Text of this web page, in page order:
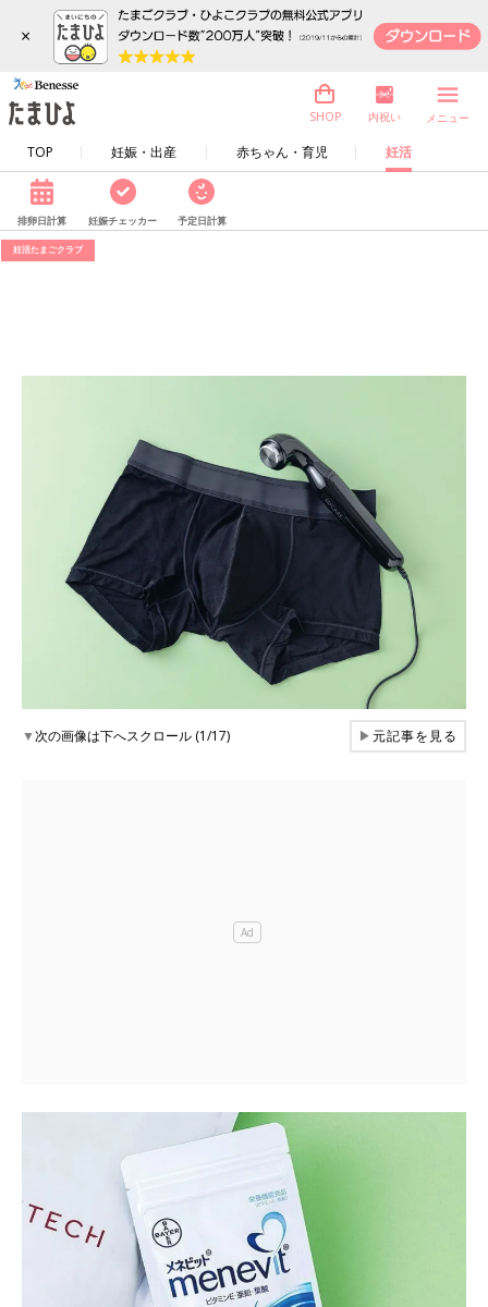
×
TOP 妊娠・出産 赤ちゃん・育児 妊活
SHOP 内祝い メニュー
排卵日計算 妊娠チェッカー 予定日計算
妊活たまごクラブ
▼次の画像は下へスクロール (1/17) ▶元記事を見る